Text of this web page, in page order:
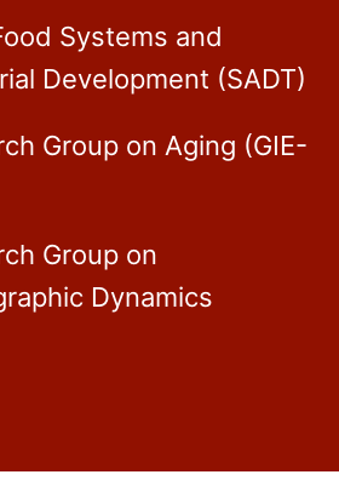
Systems and
Development (SADT)
Group on Aging (GIE-
Group on
Dynamics